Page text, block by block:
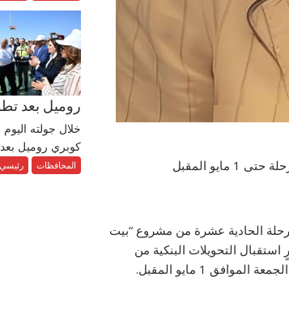
المقبل
الحادية عشرة من مشروع “بيت
مشيرة إلى أنه جارٍ استقبال التحويلات البنكية من
1 مايو المقبل.
روميل بعد
خلال جولته
كوبري روميل
المحافظات رئيسي